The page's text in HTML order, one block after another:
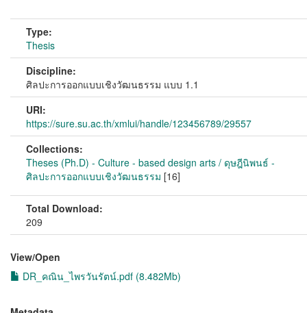
Type:
Thesis
Discipline:
ศิลปะการออกแบบเชิงวัฒนธรรม แบบ 1.1
URI:
https://sure.su.ac.th/xmlui/handle/123456789/29557
Collections:
Theses (Ph.D) - Culture - based design arts / ดุษฎีนิพนธ์ -
ศิลปะการออกแบบเชิงวัฒนธรรม [16]
Total Download:
209
View/Open
DR_คณิน_ไพรวันรัตน์.pdf (8.482Mb)